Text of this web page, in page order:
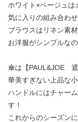
ホワイト×ベージュは
気に入りの組み合わ
ブラウスはリネン素
お洋服がシンプルな
傘は【PAUL&JOE 遮
華美すぎない上品な
ハンドルにはチャー
す！
これからのシーズン